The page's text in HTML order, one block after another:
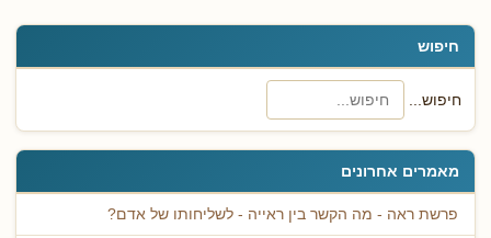
חיפוש
חיפוש...
מאמרים אחרונים
פרשת ראה - מה הקשר בין ראייה - לשליחותו של אדם?